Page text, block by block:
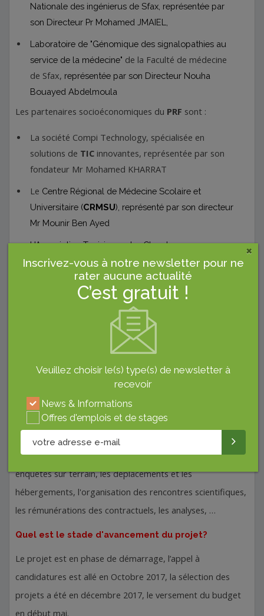
Nationale des ingénierus de Sfax, représentée par
son Directeur Pr Mohamed JMAIEL,
Laboratoire de "Génomique des signalopathies au
service de la médecine" de la Faculté de médecine
de Sfax, représentée par son Directeur Nouha
Bouayed Abdelmoula
Les partenaires socioéconomiques du PRF sont :
La société Compi Technology, spécialisée en
solutions de TIC innovantes, représentée par son
fondateur Mr Mohamed KHARRAT
Le Centre Régional de Médecine Scolaire et
Universitaire (CRMSU), représenté par son directeur
Mr Mounir Ben Ayed
L'Association Tunisienne des Chercheurs
Universitaires, représentée par Mr Ramzi MAALEJ,
son président,et
Dr Malek Chaabouni, président de l’association des
pédiatres de libre pratique.
Nous consoliderons aussi l’équipe de chercheurs par des
ingénieurs ou des post doc après un appel à candidatures
et une sélection locale auCBS, prévues en septembre 2018.
A combien s’élève le budget alloué pour ce projet ?
Nous avons demandé 200 mille dinars, qui ont été versé en
Mai 2018. Ces frais couvriront le développement de
l’infrastructureTIC, les compagnes de sensibilisation, les
enquêtes sur terrain, les déplacements et les
hébergements, l'organisation des rencontres scientifiques,
les rémunérations des contractuels, les analyses, …
Quel est le stade d'avancement du projet?
Le projet est en phase de démarrage, l’appel à
candidatures est allé en Octobre 2017, la sélection des
projets a été en décembre 2017, le versement du budget
en début mai.
×
Inscrivez-vous à notre newsletter pour ne
rater aucune actualité
C’est gratuit !
Veuillez choisir le(s) type(s) de newsletter à
recevoir
News & Informations
Offres d'emplois et de stages